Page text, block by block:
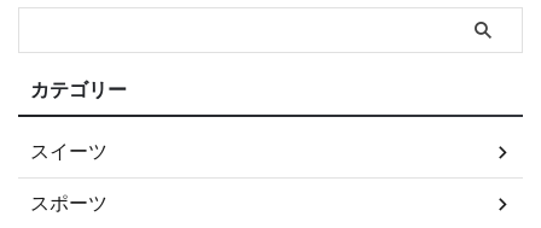
カテゴリー
スイーツ
スポーツ